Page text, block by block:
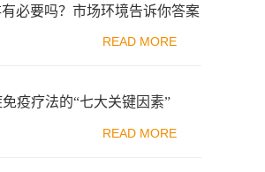
必要吗？市场环境告诉你答案
READ MORE
免疫疗法的“七大关键因素”
READ MORE